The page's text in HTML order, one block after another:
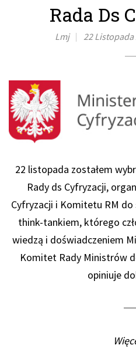
Rada Ds
Lmj 22 Listopada
22 listopada zostałem
Rady ds Cyfryzacji,
Cyfryzacji i Komitetu RM
think-tankiem, którego
wiedzą i doświadczeniem
Komitet Rady Ministrów
opiniuje